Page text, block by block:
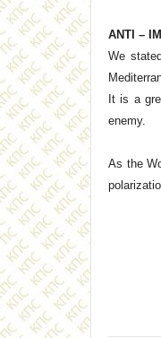
ANTI –
We
It is a
enemy.
As the